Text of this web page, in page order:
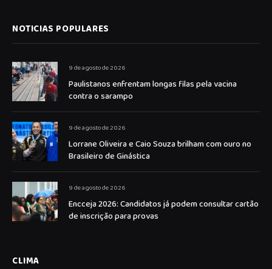
NOTICIAS POPULARES
9 de agosto de 2026
Paulistanos enfrentam longas filas pela vacina
contra o sarampo
9 de agosto de 2026
Lorrane Oliveira e Caio Souza brilham com ouro no
Brasileiro de Ginástica
9 de agosto de 2026
Encceja 2026: Candidatos já podem consultar cartão
de inscrição para provas
CLIMA